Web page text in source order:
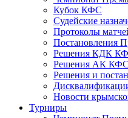
Кубок КФС
Судейские
Протоколы
Постановления
Решения КДК
Решения АК КФС
Решения и
Новости
Турниры